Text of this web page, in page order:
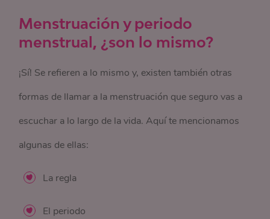
Menstruación y periodo
menstrual, ¿son lo mismo?
¡Sí! Se refieren a lo mismo y, existen también otras
formas de llamar a la menstruación que seguro vas a
escuchar a lo largo de la vida. Aquí te mencionamos
algunas de ellas:
La regla
El periodo